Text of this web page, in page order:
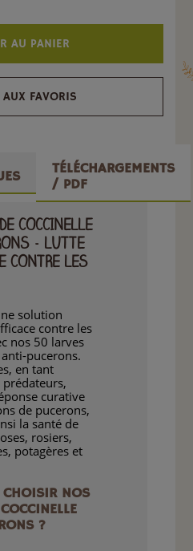
AU PANIER
AUX FAVORIS
TÉLÉCHARGEMENTS
/ PDF
COCCINELLE
- LUTTE
CONTRE LES
solution
contre les
nos 50 larves
pucerons.
en tant
curative
de pucerons,
la santé de
rosiers,
potagères et
NOS
?